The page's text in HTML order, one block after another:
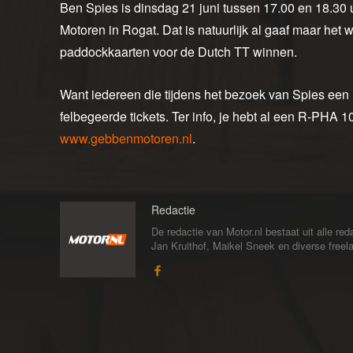
Ben Spies is dinsdag 21 juni tussen 17.00 en
Motoren in Rogat. Dat is natuurlijk al gaaf maar het
paddockkaarten voor de Dutch TT winnen.
Want iedereen die tijdens het bezoek van Spies
felbegeerde tickets. Ter info, je hebt al een R-PHA
www.gebbenmotoren.nl.
Redactie
De redactie van Motor.nl bestaat uit alle
Jan Kruithof, Maikel Sneek en diverse